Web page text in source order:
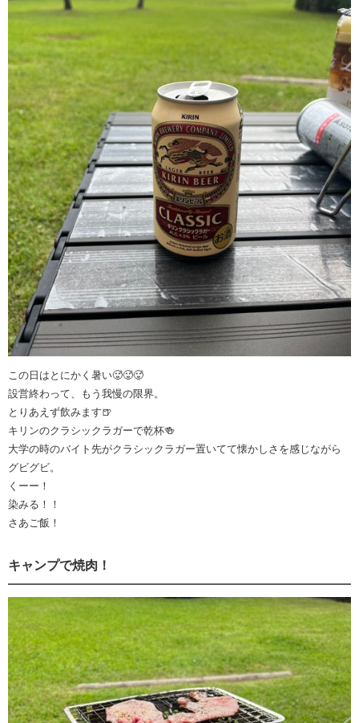
この日はとにかく暑い🥵🥵🥵
設営終わって、もう我慢の限界。
とりあえず飲みます🍺
キリンのクラシックラガーで乾杯🍻
大学の時のバイト先がクラシックラガー置いてて懐かしさを感じながら
グビグビ。
くーー！
染みる！！
さあご飯！
キャンプで焼肉！